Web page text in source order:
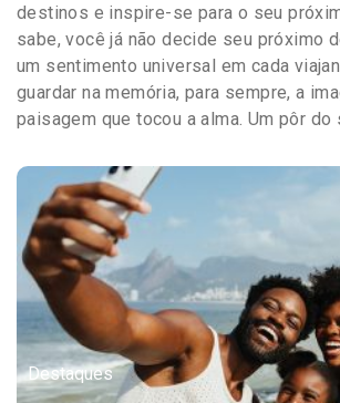
destinos e inspire-se para o seu
sabe, você já não decide seu próximo
um sentimento universal em cada
guardar na memória, para sempre, a
paisagem que tocou a alma. Um pôr do
Destaques